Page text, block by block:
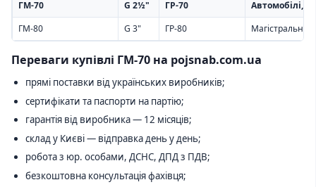
ГМ-70
G 2½" ГР-70
Автомобілі,
ГМ-80
G 3" ГР-80 Магістральні
Переваги купівлі ГМ-70 на pojsnab.com.ua
прямі поставки від українських виробників;
сертифікати та паспорти на партію;
гарантія від виробника — 12 місяців;
склад у Києві — відправка день у день;
робота з юр. особами, ДСНС, ДПД з ПДВ;
безкоштовна консультація фахівця;